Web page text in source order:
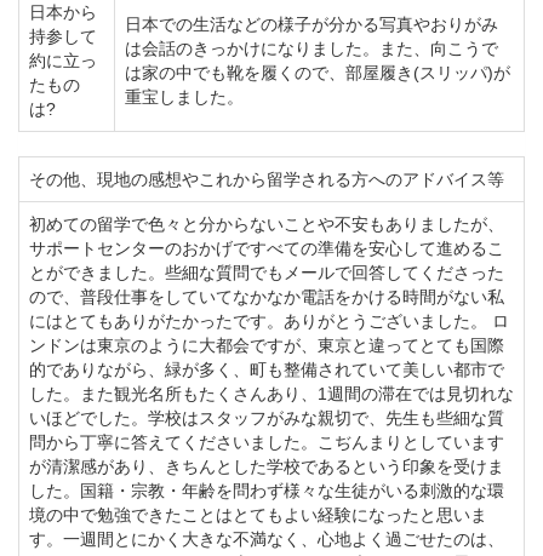
日本から
持参して
約に立っ
たもの
は?
日本での生活などの様子が分かる写真やおりがみ
は会話のきっかけになりました。また、向こうで
は家の中でも靴を履くので、部屋履き(スリッパ)が
重宝しました。
その他、現地の感想やこれから留学される方へのアドバイス等
初めての留学で色々と分からないことや不安もありましたが、
サポートセンターのおかげですべての準備を安心して進めるこ
とができました。些細な質問でもメールで回答してくださった
ので、普段仕事をしていてなかなか電話をかける時間がない私
にはとてもありがたかったです。ありがとうございました。 ロ
ンドンは東京のように大都会ですが、東京と違ってとても国際
的でありながら、緑が多く、町も整備されていて美しい都市で
した。また観光名所もたくさんあり、1週間の滞在では見切れな
いほどでした。学校はスタッフがみな親切で、先生も些細な質
問から丁寧に答えてくださいました。こぢんまりとしています
が清潔感があり、きちんとした学校であるという印象を受けま
した。国籍・宗教・年齢を問わず様々な生徒がいる刺激的な環
境の中で勉強できたことはとてもよい経験になったと思いま
す。一週間とにかく大きな不満なく、心地よく過ごせたのは、